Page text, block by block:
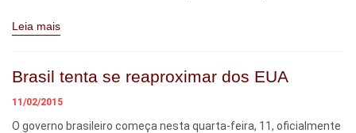
Leia mais
Brasil tenta se reaproximar dos EUA
11/02/2015
O governo brasileiro começa nesta quarta-feira, 11, oficialmente